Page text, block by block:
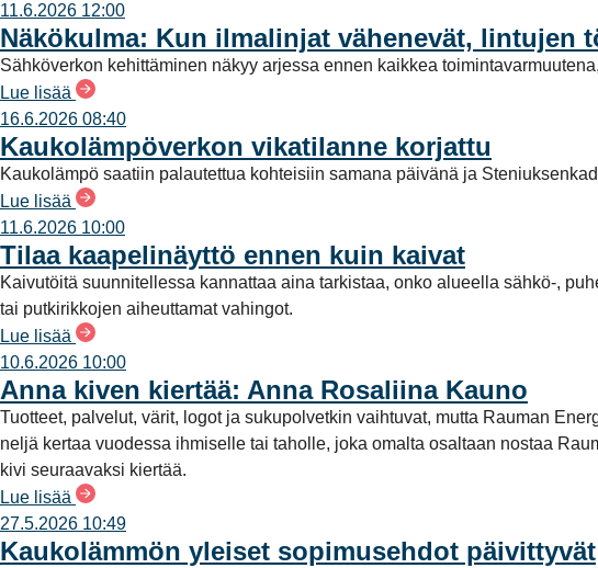
11.6.2026 12:00
Näkökulma: Kun ilmalinjat vähenevät, lintujen
Sähköverkon kehittäminen näkyy arjessa ennen kaikkea
Lue lisää
16.6.2026 08:40
Kaukolämpöverkon vikatilanne korjattu
Kaukolämpö saatiin palautettua kohteisiin samana päivänä ja
Lue lisää
11.6.2026 10:00
Tilaa kaapelinäyttö ennen kuin kaivat
Kaivutöitä suunnitellessa kannattaa aina tarkistaa, onko alueella sähkö-,
tai putkirikkojen aiheuttamat vahingot.
Lue lisää
10.6.2026 10:00
Anna kiven kiertää: Anna Rosaliina Kauno
Tuotteet, palvelut, värit, logot ja sukupolvetkin vaihtuvat, mutta Rauman
neljä kertaa vuodessa ihmiselle tai taholle, joka omalta osaltaan nostaa
kivi seuraavaksi kiertää.
Lue lisää
27.5.2026 10:49
Kaukolämmön yleiset sopimusehdot päivittyvät